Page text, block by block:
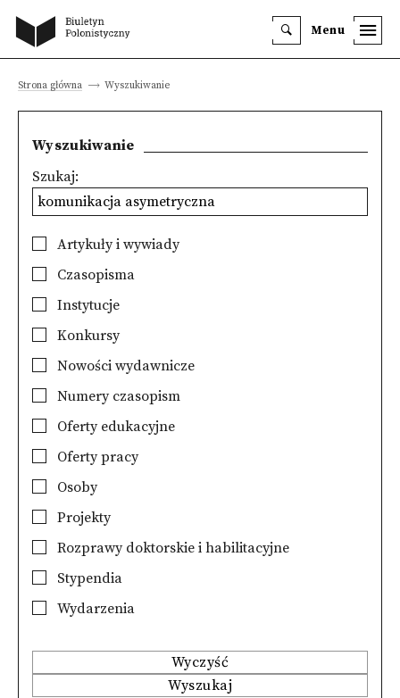
Menu
Strona główna Wyszukiwanie
Wyszukiwanie
Szukaj:
Artykuły i wywiady
Czasopisma
Instytucje
Konkursy
Nowości wydawnicze
Numery czasopism
Oferty edukacyjne
Oferty pracy
Osoby
Projekty
Rozprawy doktorskie i habilitacyjne
Stypendia
Wydarzenia
Wyczyść
Wyszukaj